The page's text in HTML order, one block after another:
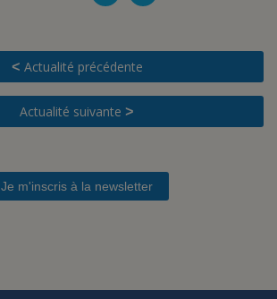
< Actualité précédente
Actualité suivante >
Je m'inscris à la newsletter